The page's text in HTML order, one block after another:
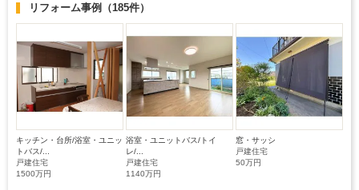
リフォーム事例 （185件）
キッチン・台所/浴室・ユニッ
トバス/...
戸建住宅
1500万円
浴室・ユニットバス/トイ
レ/...
戸建住宅
1140万円
窓・サッシ
戸建住宅
50万円